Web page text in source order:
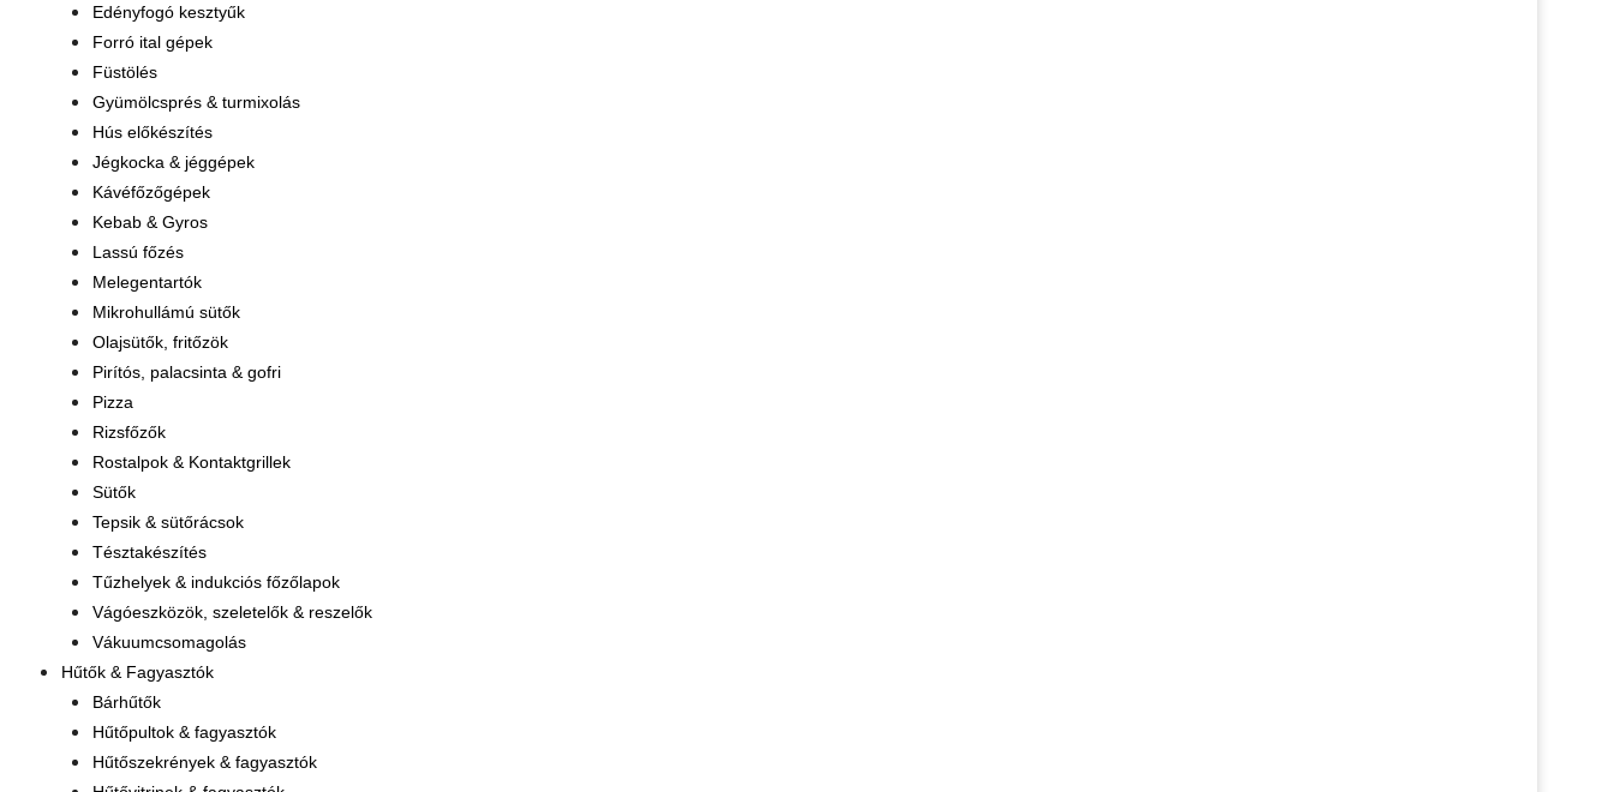
Edényfogó kesztyűk
Forró ital gépek
Füstölés
Gyümölcsprés & turmixolás
Hús előkészítés
Jégkocka & jéggépek
Kávéfőzőgépek
Kebab & Gyros
Lassú főzés
Melegentartók
Mikrohullámú sütők
Olajsütők, fritőzök
Pirítós, palacsinta & gofri
Pizza
Rizsfőzők
Rostalpok & Kontaktgrillek
Sütők
Tepsik & sütőrácsok
Tésztakészítés
Tűzhelyek & indukciós főzőlapok
Vágóeszközök, szeletelők & reszelők
Vákuumcsomagolás
Hűtők & Fagyasztók
Bárhűtők
Hűtőpultok & fagyasztók
Hűtőszekrények & fagyasztók